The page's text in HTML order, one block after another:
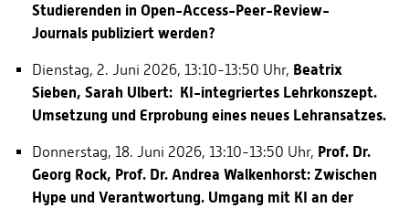
Studierenden in Open-Access-Peer-Review-
Journals publiziert werden?
Dienstag, 2. Juni 2026, 13:10-13:50 Uhr, Beatrix
Sieben, Sarah Ulbert: KI-integriertes Lehrkonszept.
Umsetzung und Erprobung eines neues Lehransatzes.
Donnerstag, 18. Juni 2026, 13:10-13:50 Uhr, Prof. Dr.
Georg Rock, Prof. Dr. Andrea Walkenhorst: Zwischen
Hype und Verantwortung. Umgang mit KI an der